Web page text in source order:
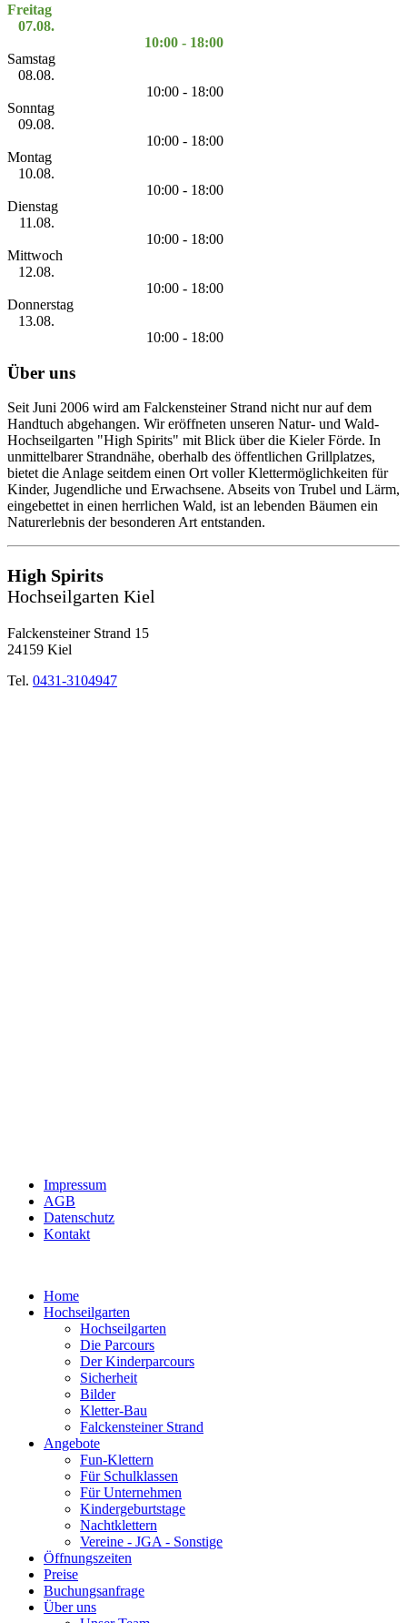
Freitag
07.08.
10:00 - 18:00
Samstag
08.08.
10:00 - 18:00
Sonntag
09.08.
10:00 - 18:00
Montag
10.08.
10:00 - 18:00
Dienstag
11.08.
10:00 - 18:00
Mittwoch
12.08.
10:00 - 18:00
Donnerstag
13.08.
10:00 - 18:00
Über uns
Seit Juni 2006 wird am Falckensteiner Strand nicht nur auf dem
Handtuch abgehangen. Wir eröffneten unseren Natur- und Wald-
Hochseilgarten "High Spirits" mit Blick über die Kieler Förde. In
unmittelbarer Strandnähe, oberhalb des öffentlichen Grillplatzes,
bietet die Anlage seitdem einen Ort voller Klettermöglichkeiten für
Kinder, Jugendliche und Erwachsene. Abseits von Trubel und Lärm,
eingebettet in einen herrlichen Wald, ist an lebenden Bäumen ein
Naturerlebnis der besonderen Art entstanden.
High Spirits
Hochseilgarten Kiel
Falckensteiner Strand 15
24159 Kiel
Tel. 0431-3104947
Impressum
AGB
Datenschutz
Kontakt
Home
Hochseilgarten
Hochseilgarten
Die Parcours
Der Kinderparcours
Sicherheit
Bilder
Kletter-Bau
Falckensteiner Strand
Angebote
Fun-Klettern
Für Schulklassen
Für Unternehmen
Kindergeburtstage
Nachtklettern
Vereine - JGA - Sonstige
Öffnungszeiten
Preise
Buchungsanfrage
Über uns